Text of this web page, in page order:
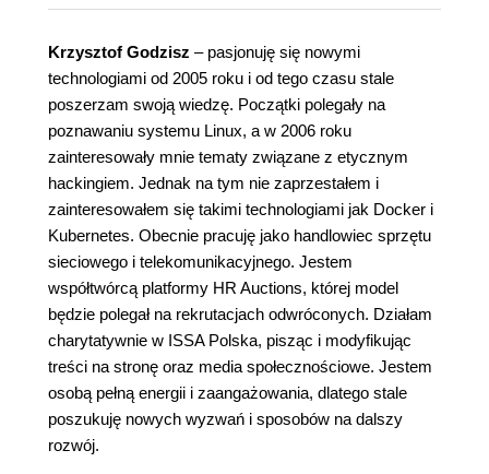
Krzysztof Godzisz – pasjonuję się nowymi
technologiami od 2005 roku i od tego czasu stale
poszerzam swoją wiedzę. Początki polegały na
poznawaniu systemu Linux, a w 2006 roku
zainteresowały mnie tematy związane z etycznym
hackingiem. Jednak na tym nie zaprzestałem i
zainteresowałem się takimi technologiami jak Docker i
Kubernetes. Obecnie pracuję jako handlowiec sprzętu
sieciowego i telekomunikacyjnego. Jestem
współtwórcą platformy HR Auctions, której model
będzie polegał na rekrutacjach odwróconych. Działam
charytatywnie w ISSA Polska, pisząc i modyfikując
treści na stronę oraz media społecznościowe. Jestem
osobą pełną energii i zaangażowania, dlatego stale
poszukuję nowych wyzwań i sposobów na dalszy
rozwój.